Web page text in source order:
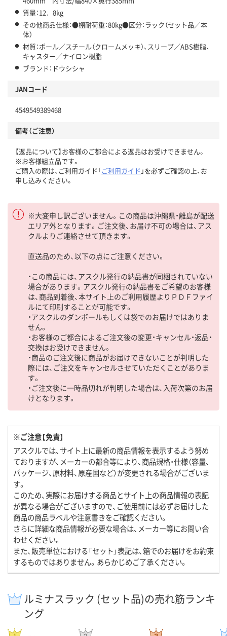
質量：12．8kg
その他商品仕様：●棚耐荷重：80kg●区分：ラック（セット品／本
体）
材質：ポール／スチール（クロームメッキ）、スリーブ／ABS樹脂、
キャスター／ナイロン樹脂
ブランド：ドウシシャ
JANコード
4549549389468
備考（ご注意）
【返品について】お客様のご都合による返品はお受けできません。
※お客様組立品です。
ご購入の際は、ご利用ガイド「ご利用ガイド 」を必ずご確認の上、お
申し込みください。
※大変申し訳ございません。この商品は沖縄県・離島が配送
エリア外となります。ご注文後、お届け不可の場合は、アス
クルよりご連絡させて頂きます。
直送品のため、以下の点にご注意ください。
・この商品には、アスクル発行の納品書が同梱されていない
場合があります。アスクル発行の納品書をご希望のお客様
は、商品到着後、本サイト上のご利用履歴よりＰＤＦファイ
ルにて印刷することが可能です。
・アスクルのダンボールもしくは袋でのお届けではありま
せん。
・お客様のご都合によるご注文後の変更・キャンセル・返品・
交換はお受けできません。
・商品のご注文後に商品がお届けできないことが判明した
際には、ご注文をキャンセルさせていただくことがありま
す。
・ご注文後に一時品切れが判明した場合は、入荷次第のお届
けとなります。
※ご注意【免責】
アスクルでは、サイト上に最新の商品情報を表示するよう努め
ておりますが、メーカーの都合等により、商品規格・仕様（容量、
パッケージ、原材料、原産国など）が変更される場合がございま
す。
このため、実際にお届けする商品とサイト上の商品情報の表記
が異なる場合がございますので、ご使用前には必ずお届けした
商品の商品ラベルや注意書きをご確認ください。
さらに詳細な商品情報が必要な場合は、メーカー等にお問い合
わせください。
また、販売単位における「セット」表記は、箱でのお届けをお約束
するものではありません。あらかじめご了承ください。
ルミナスラック (セット品)の売れ筋ランキ
ング